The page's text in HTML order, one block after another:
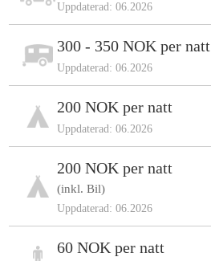
Uppdaterad: 06.2026
300 - 350 NOK per natt
Uppdaterad: 06.2026
200 NOK per natt
Uppdaterad: 06.2026
200 NOK per natt
(inkl. Bil)
Uppdaterad: 06.2026
60 NOK per natt